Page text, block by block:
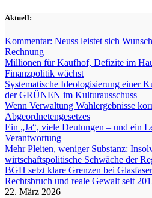
Zum
springen
Aktuell:
Kommentar: Neuss leistet sich
Rechnung
Millionen für Kaufhof, Defizite im
Finanzpolitik wächst
Systematische Ideologisierung einer
der GRÜNEN im Kulturausschuss
Wenn Verwaltung Wahlergebnisse
Abgeordnetengesetzes
Ein „Ja“, viele Deutungen – und ein
Verantwortung
Mehr Pleiten, weniger Substanz:
wirtschaftspolitische Schwäche der
BGH setzt klare Grenzen bei
Rechtsbruch und reale Gewalt seit
22. März 2026